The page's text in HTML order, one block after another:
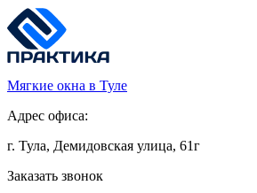
Мягкие окна в Туле
Адрес офиса:
г. Тула, Демидовская улица, 61г
Заказать звонок